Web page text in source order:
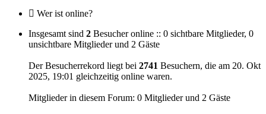
Wer ist online?
Insgesamt sind 2 Besucher online :: 0 sichtbare Mitglieder, 0
unsichtbare Mitglieder und 2 Gäste
Der Besucherrekord liegt bei 2741 Besuchern, die am 20. Okt
2025, 19:01 gleichzeitig online waren.
Mitglieder in diesem Forum: 0 Mitglieder und 2 Gäste